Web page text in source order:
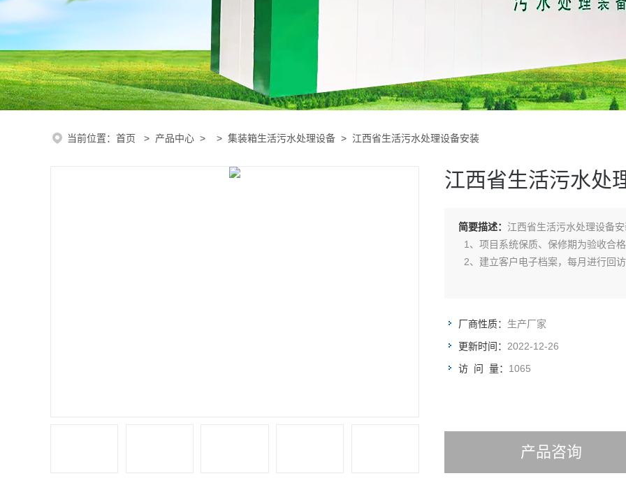
当前位置： 首页 > 产品中心 > > 集装箱生活污水处理设备 > 江西省生活污水处理设备安装
江西省生活污水处
简要描述： 江西省生活污水处理设备
1、项目系统保质、保修期为验收合
2、建立客户电子档案，每月进行回
厂商性质： 生产厂家
更新时间： 2022-12-26
访 问 量： 1065
产品咨询